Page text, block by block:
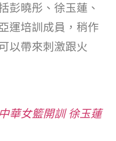
彭曉彤、徐玉蓮、
運培訓成員，稍作
以帶來刺激跟火
華女籃開訓 徐玉蓮